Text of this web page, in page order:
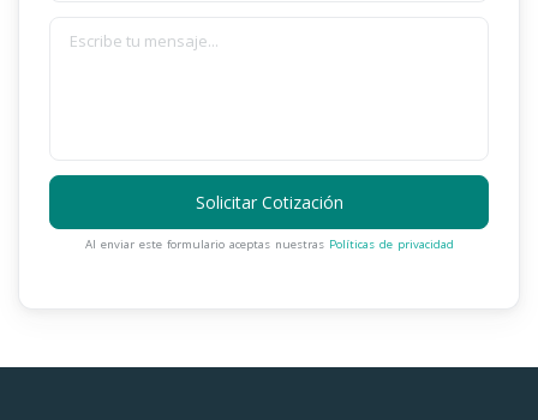
Al enviar este formulario aceptas nuestras Políticas de privacidad
Solicitar Cotización